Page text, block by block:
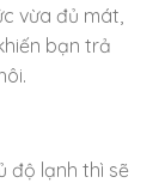
vừa đủ mát,
bạn trả
độ lạnh thì sẽ